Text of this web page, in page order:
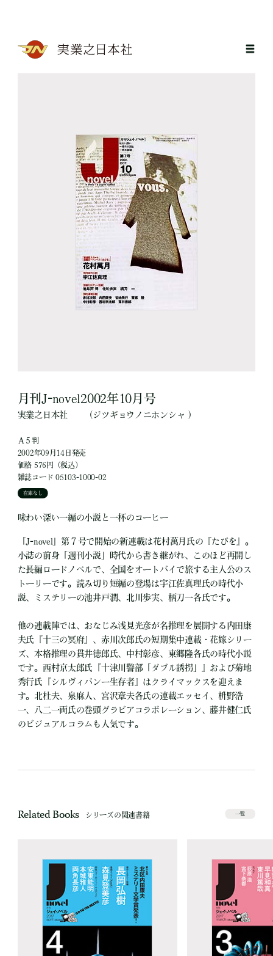
月刊J-novel2002年10月号
実業之日本社 （ジツギョウノニホンシャ ）
Ａ５判
2002年09月14日発売
価格 576円（税込）
雑誌コード 05103-1000-02
在庫なし
味わい深い一編の小説と一杯のコーヒー
「J-novel」第７号で開始の新連載は花村萬月氏の『たびを』。
小誌の前身「週刊小説」時代から書き継がれ、このほど再開し
た長編ロードノベルで、全国をオートバイで旅する主人公のス
トーリーです。読み切り短編の登場は宇江佐真理氏の時代小
説、ミステリーの池井戸潤、北川歩実、柄刀一各氏です。
他の連載陣では、おなじみ浅見光彦が名推理を展開する内田康
夫氏『十三の冥府』、赤川次郎氏の短期集中連載・花嫁シリー
ズ、本格推理の貫井徳郎氏、中村彰彦、東郷隆各氏の時代小説
です。西村京太郎氏『十津川警部「ダブル誘拐」』および菊地
秀行氏『シルヴィバンー生存者』はクライマックスを迎えま
す。北杜夫、泉麻人、宮沢章夫各氏の連載エッセイ、枡野浩
一、八二一両氏の巻頭グラビアコラボレーション、藤井健仁氏
のビジュアルコラムも人気です。
Related Books シリーズの関連書籍 一覧